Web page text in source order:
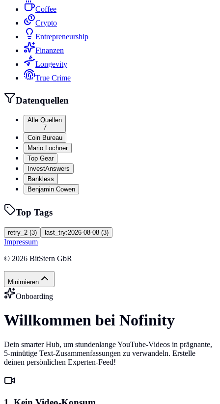
Coffee
Crypto
Entrepreneurship
Finanzen
Longevity
True Crime
Datenquellen
Alle Quellen
7
Coin Bureau
Mario Lochner
Top Gear
InvestAnswers
Bankless
Benjamin Cowen
Top Tags
retry_2 (3) last_try:2026-08-08 (3)
Impressum
© 2026 BitStern GbR
Minimieren
Onboarding
Willkommen bei Nofinity
Dein smarter Hub, um stundenlange YouTube-Videos in prägnante,
5-minütige Text-Zusammenfassungen zu verwandeln. Erstelle
deinen persönlichen Experten-Feed!